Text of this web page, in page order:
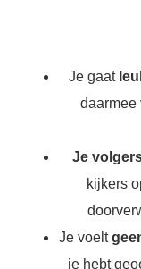
Je gaat
daarmee
Je
kijkers
Je voelt
je hebt